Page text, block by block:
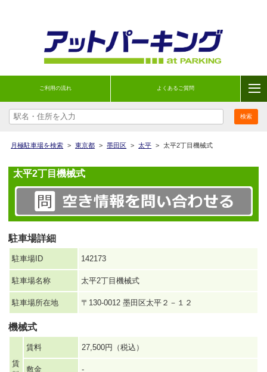
ご利用の流れ よくあるご質問
月極駐車場を検索 > 東京都 > 墨田区 > 太平 > 太平2丁目機械式
太平2丁目機械式
駐車場詳細
駐車場ID 142173
駐車場名称 太平2丁目機械式
駐車場所在地 〒130-0012 墨田区太平２－１２
機械式
賃
賃料 27,500円（税込）
敷金 -